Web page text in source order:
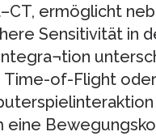
ermöglicht
Sensitivität in
of-Flight
eine